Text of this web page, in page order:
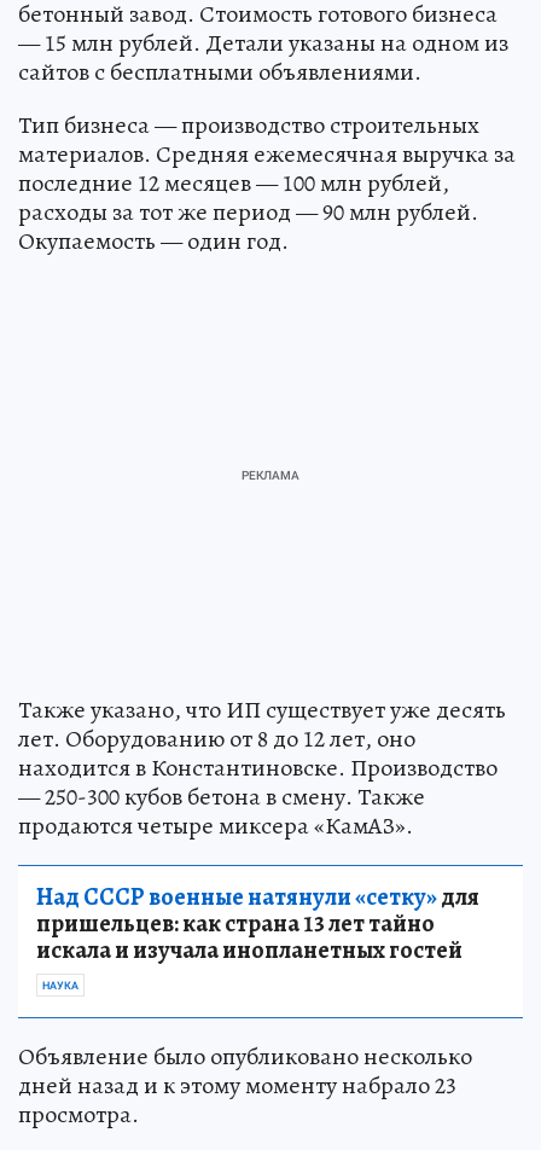
бетонный завод. Стоимость готового бизнеса
— 15 млн рублей. Детали указаны на одном из
сайтов с бесплатными объявлениями.
Тип бизнеса — производство строительных
материалов. Средняя ежемесячная выручка за
последние 12 месяцев — 100 млн рублей,
расходы за тот же период — 90 млн рублей.
Окупаемость — один год.
Также указано, что ИП существует уже десять
лет. Оборудованию от 8 до 12 лет, оно
находится в Константиновске. Производство
— 250-300 кубов бетона в смену. Также
продаются четыре миксера «КамАЗ».
Над СССР военные натянули «сетку»для
пришельцев: как страна 13 лет тайно
искала и изучала инопланетных гостей
НАУКА
Объявление было опубликовано несколько
дней назад и к этому моменту набрало 23
просмотра.